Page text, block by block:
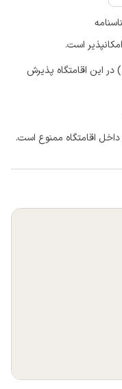
است.
این اقامتگاه پذیرش
اقامتگاه ممنوع است.